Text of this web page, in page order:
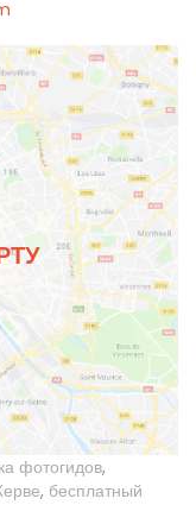
фотогидов,
, бесплатный